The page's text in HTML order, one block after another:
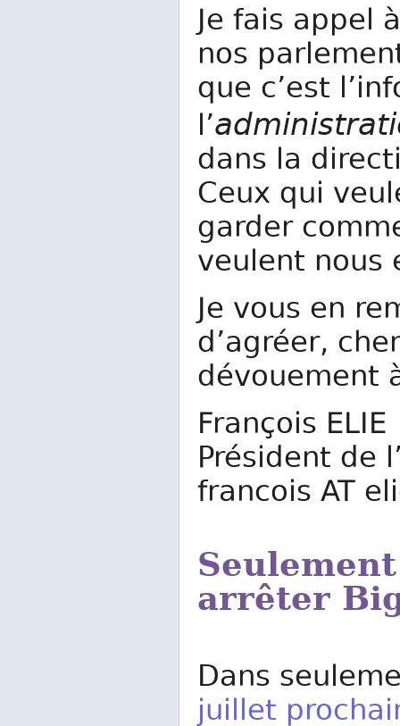
Je fais appel
nos
que c’est
l’
dans la
Ceux qui
garder
veulent nous
Je vous en
d’agréer,
dévouement
François ELIE
Président de
francois AT
arrêter
Dans
juillet